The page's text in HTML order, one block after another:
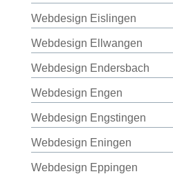
Webdesign Eislingen
Webdesign Ellwangen
Webdesign Endersbach
Webdesign Engen
Webdesign Engstingen
Webdesign Eningen
Webdesign Eppingen